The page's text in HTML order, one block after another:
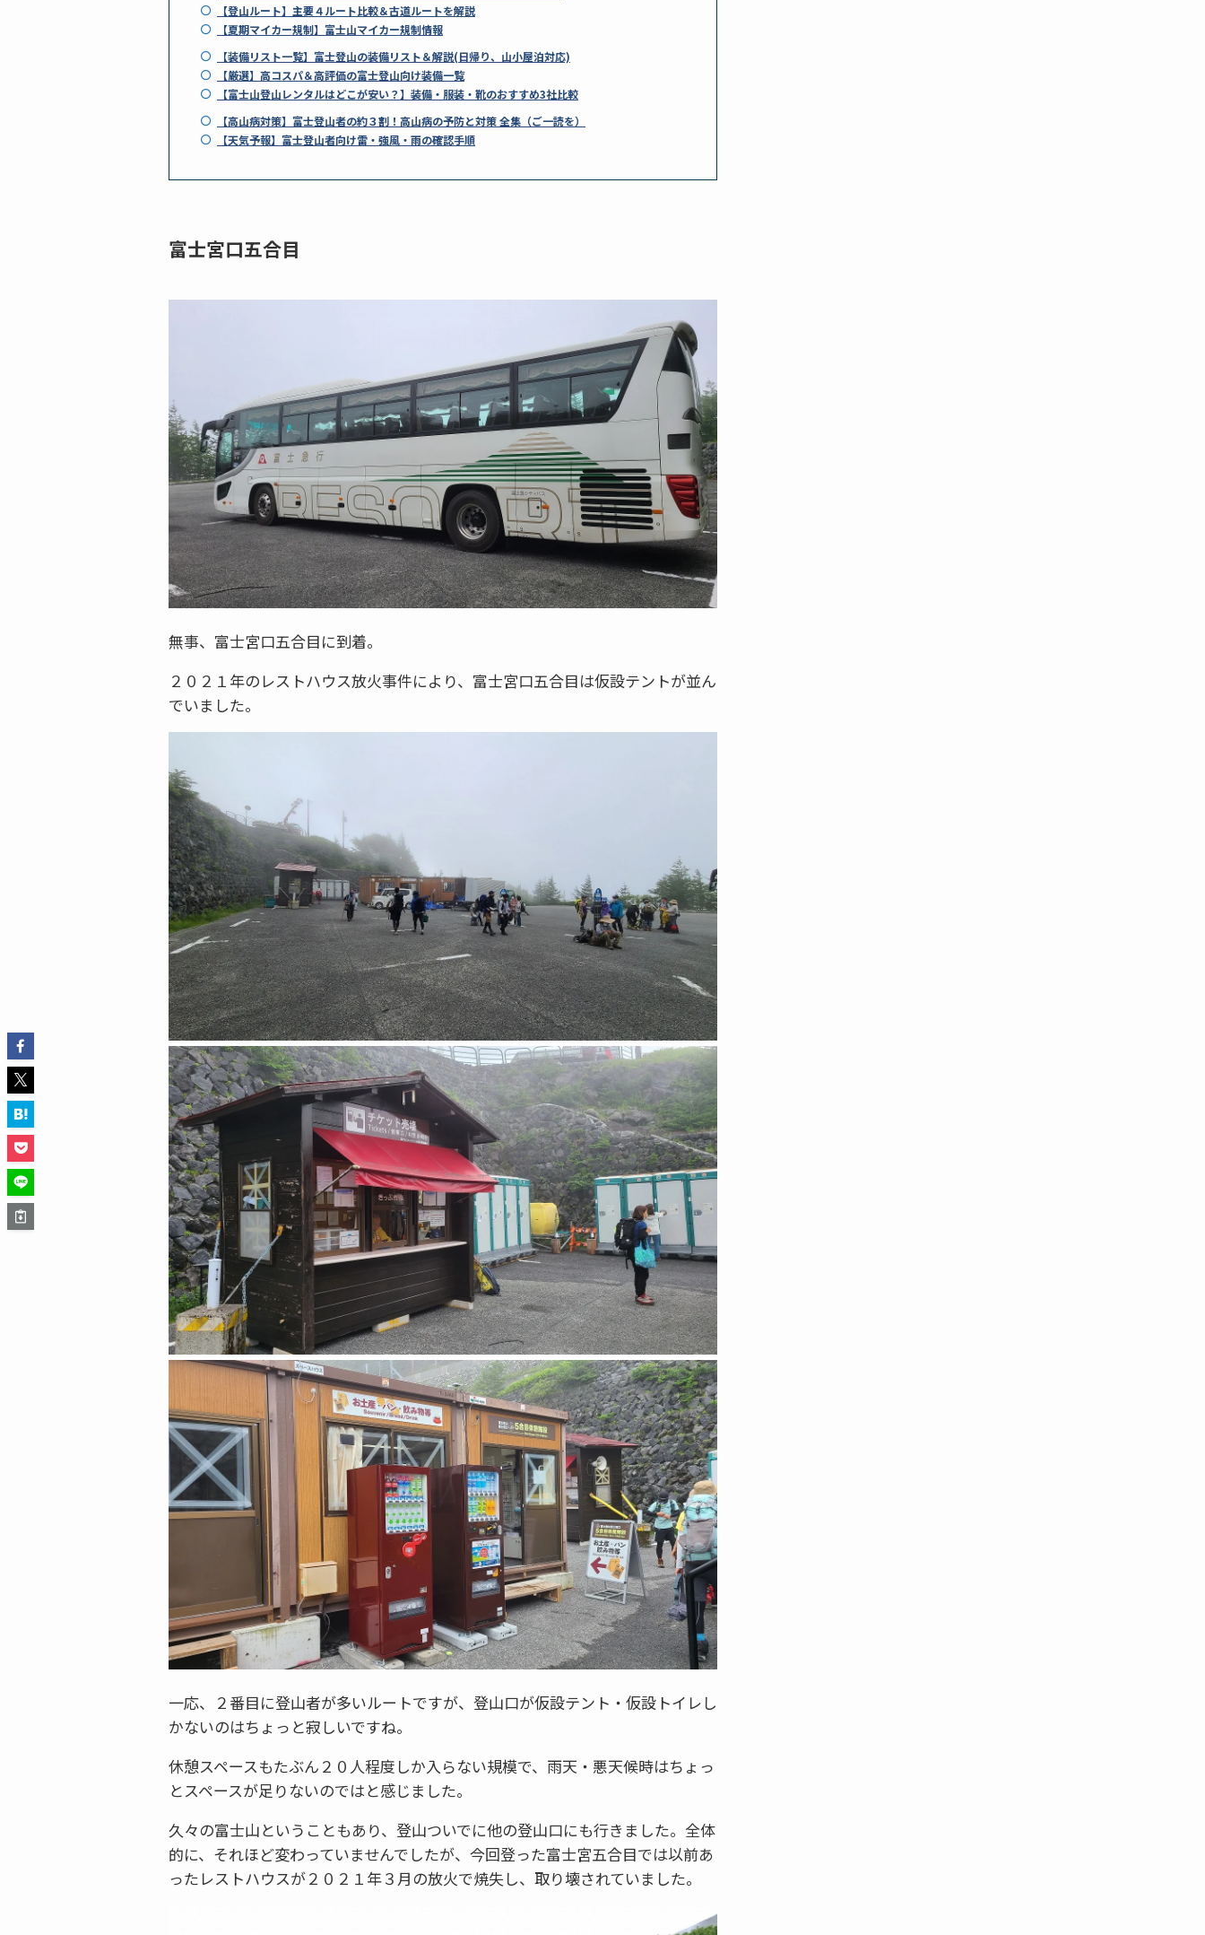
【登山ルート】主要４ルート比較＆古道ルートを解説
【夏期マイカー規制】富士山マイカー規制情報
【装備リスト一覧】富士登山の装備リスト＆解説(日帰り、山小屋泊対応)
【厳選】高コスパ＆高評価の富士登山向け装備一覧
【富士山登山レンタルはどこが安い？】装備・服装・靴のおすすめ3社比較
【高山病対策】富士登山者の約３割！高山病の予防と対策 全集（ご一読を）
【天気予報】富士登山者向け雷・強風・雨の確認手順
富士宮口五合目
無事、富士宮口五合目に到着。
２０２１年のレストハウス放火事件により、富士宮口五合目は仮設テントが並ん
でいました。
一応、２番目に登山者が多いルートですが、登山口が仮設テント・仮設トイレし
かないのはちょっと寂しいですね。
休憩スペースもたぶん２０人程度しか入らない規模で、雨天・悪天候時はちょっ
とスペースが足りないのではと感じました。
久々の富士山ということもあり、登山ついでに他の登山口にも行きました。全体
的に、それほど変わっていませんでしたが、今回登った富士宮五合目では以前あ
ったレストハウスが２０２１年３月の放火で焼失し、取り壊されていました。